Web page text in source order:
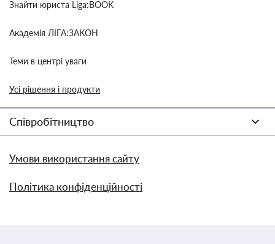
Знайти юриста Liga:BOOK
Академія ЛІГА:ЗАКОН
Теми в центрі уваги
Усі рішення і продукти
Співробітництво
Умови використання сайту
Політика конфіденційності